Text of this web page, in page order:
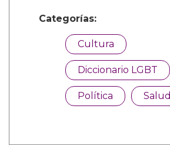
Categorías:
Cultura
Diccionario LGBT
Política Salud